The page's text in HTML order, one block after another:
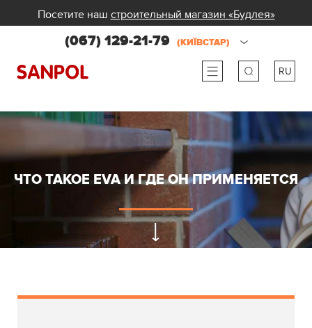
Посетите наш строительный магазин «Будлея»
(067) 129-21-79 (КИЇВСТАР)
RU
ua
ЧТО ТАКОЕ EVA И ГДЕ ОН ПРИМЕНЯЕТСЯ